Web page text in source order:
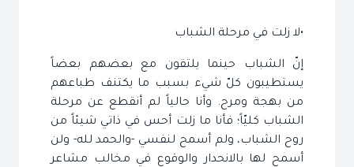
•لا زلت في مرحلة الشباب
إنّ الشباب حينما يلتقون مع بعضهم بعضاً
يستطيبون كلّ شيء بسبب ما يكتنف طباعهم
من بهجة ومرح. وأنا حالياً لم أنقطع عن مرحلة
الشباب كليّاً؛ فأنا ما زلت أحس في ذاتي شيئاً من
روح الشباب، ولم أسمح لنفسي -والحمد لله- ولن
أسمح لها بالانحدار والوقوع في مخالب مشاعر